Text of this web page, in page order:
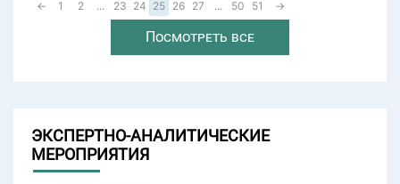
← 1 2 ... 23 24 25 26 27 ... 50 51 →
Посмотреть все
ЭКСПЕРТНО-АНАЛИТИЧЕСКИЕ
МЕРОПРИЯТИЯ